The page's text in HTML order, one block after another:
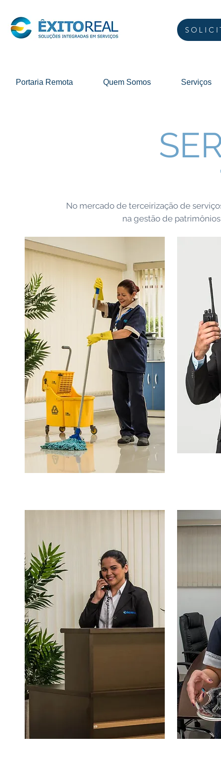
Portaria Remota Quem Somos Serviços
No mercado de terceirização de
na gestão de